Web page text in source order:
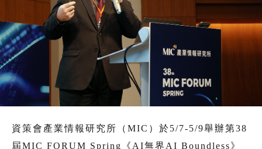
資策會產業情報研究所（MIC）於5/7-5/9舉辦第38
屆MIC FORUM Spring《AI無界AI Boundless》